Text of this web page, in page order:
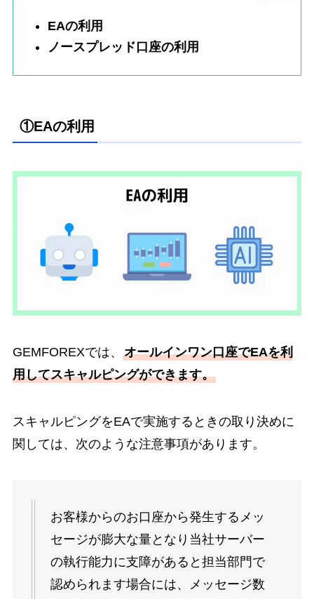
EAの利用
ノースプレッド口座の利用
①EAの利用
GEMFOREXでは、 オールインワン口座でEAを利
用してスキャルピングができます。
スキャルピングをEAで実施するときの取り決めに
関しては、次のような注意事項があります。
お客様からのお口座から発生するメッ
セージが膨大な量となり当社サーバー
の執行能力に支障があると担当部門で
認められます場合には、メッセージ数